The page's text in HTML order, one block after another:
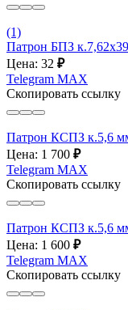
(1)
Патрон БПЗ
Цена: 32 ₽
Telegram MAX
Скопировать ссылку
Патрон КСПЗ к.5,6
Цена: 1 700 ₽
Telegram MAX
Скопировать ссылку
Патрон КСПЗ к.5,6
Цена: 1 600 ₽
Telegram MAX
Скопировать ссылку